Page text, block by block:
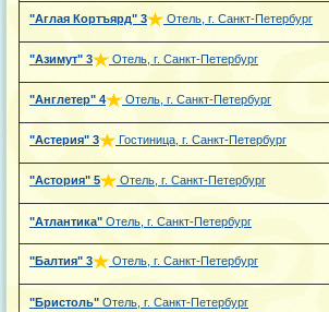
"Аглая Кортъярд" 3 Отель, г. Санкт-Петербург
"Азимут" 3 Отель, г. Санкт-Петербург
"Англетер" 4 Отель, г. Санкт-Петербург
"Астерия" 3 Гостиница, г. Санкт-Петербург
"Астория" 5 Отель, г. Санкт-Петербург
"Атлантика" Отель, г. Санкт-Петербург
"Балтия" 3 Отель, г. Санкт-Петербург
"Бристоль" Отель, г. Санкт-Петербург